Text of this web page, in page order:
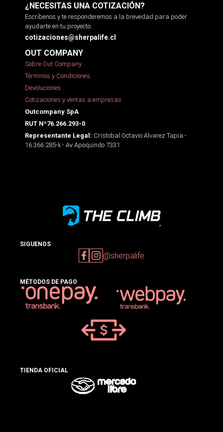
¿NECESITAS UNA COTIZACIÓN?
Escríbenos y te responderemos a la brevedad para poder
ayudarte en tu proyecto.
cotizaciones@sherpalife.cl
OUT COMPANY
Sobre Out Company
Términos y Condiciones
Devoluciones
Cotizaciones y ventas a empresas
Outcompany SpA
RUT Nº76.266.293-0
Representante Legal: Cristobal Octavio Alvarez Tapia -
16.366.285-k - Av Apoquindo 7331
SIGUENOS
@sherpalife
MÉTODOS DE PAGO
TIENDA OFICIAL